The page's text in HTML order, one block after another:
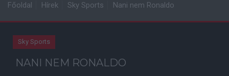
Főoldal Hírek Sky Sports Nani nem Ronaldo
Sky Sports
NANI NEM RONALDO